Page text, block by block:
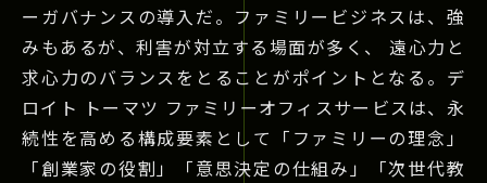
ーガバナンスの導入だ。ファミリービジネスは、強
みもあるが、利害が対立する場面が多く、 遠心力と
求心力のバランスをとることがポイントとなる。デ
ロイト トーマツ ファミリーオフィスサービスは、永
続性を高める構成要素として「ファミリーの理念」
「創業家の役割」「意思決定の仕組み」「次世代教